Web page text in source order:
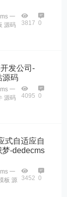
一
源码
3817 0
发公司-
源码
一
源码
4095 0
式自适应自
-dedecms
一
板 源 3452 0